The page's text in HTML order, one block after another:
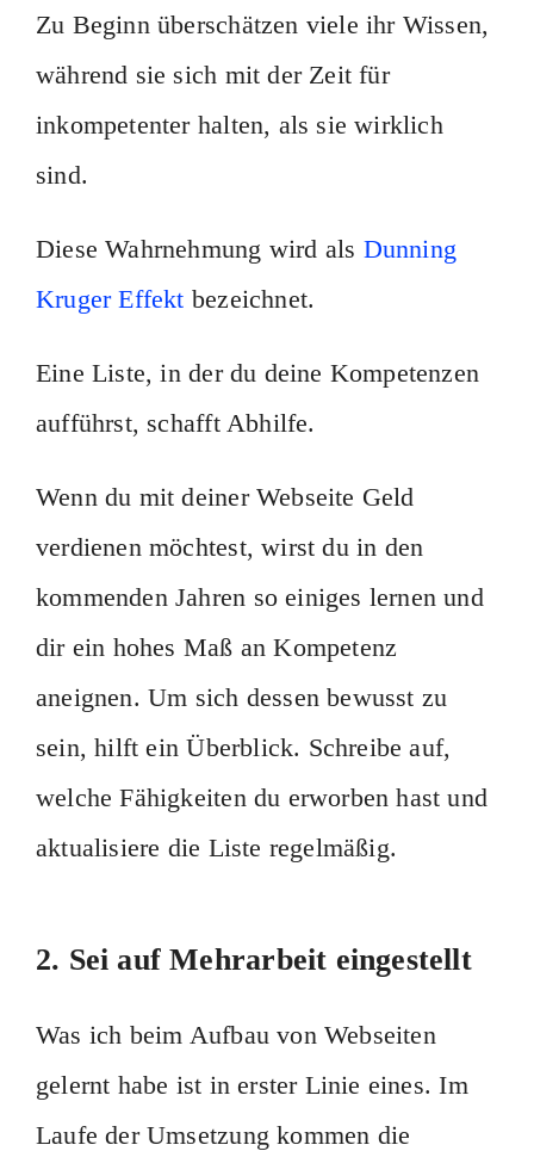
Zu Beginn überschätzen viele ihr Wissen,
während sie sich mit der Zeit für
inkompetenter halten, als sie wirklich
sind.
Diese Wahrnehmung wird als Dunning
Kruger Effekt bezeichnet.
Eine Liste, in der du deine Kompetenzen
aufführst, schafft Abhilfe.
Wenn du mit deiner Webseite Geld
verdienen möchtest, wirst du in den
kommenden Jahren so einiges lernen und
dir ein hohes Maß an Kompetenz
aneignen. Um sich dessen bewusst zu
sein, hilft ein Überblick. Schreibe auf,
welche Fähigkeiten du erworben hast und
aktualisiere die Liste regelmäßig.
2. Sei auf Mehrarbeit eingestellt
Was ich beim Aufbau von Webseiten
gelernt habe ist in erster Linie eines. Im
Laufe der Umsetzung kommen die